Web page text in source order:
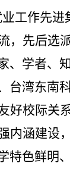
工作先进
，先后选
、学者、
台湾东南
好校际关系
内涵建设
特色鲜明